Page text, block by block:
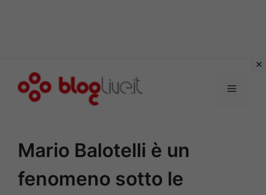
Menu
Mario Balotelli è un
fenomeno sotto le